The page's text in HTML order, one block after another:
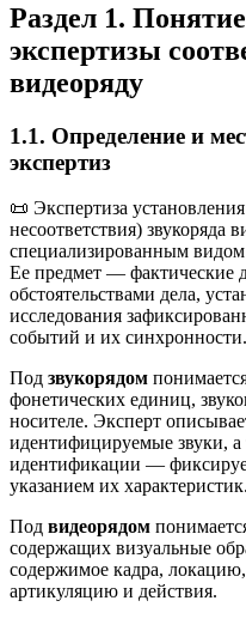
Раздел 1.
экспертизы
видеоряду
1.1. Определение и
экспертиз
📜 Экспертиза
несоответствия) звукоряда
специализированным видом
Ее предмет — фактические
обстоятельствами дела,
исследования
событий и их синхронности.
Под звукорядом
фонетических единиц,
носителе. Эксперт
идентифицируемые звуки,
идентификации —
указанием их характеристик.
Под видеорядом
содержащих визуальные
содержимое кадра,
артикуляцию и действия.